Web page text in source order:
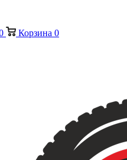
Корзина 0